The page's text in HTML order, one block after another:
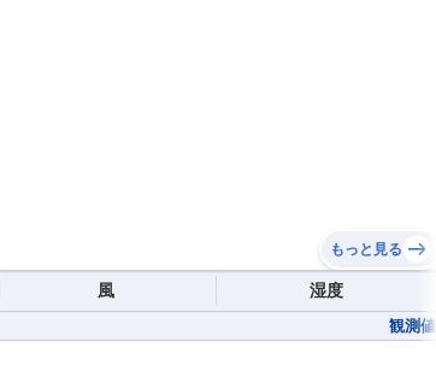
もっと見る
風 湿度
観測値